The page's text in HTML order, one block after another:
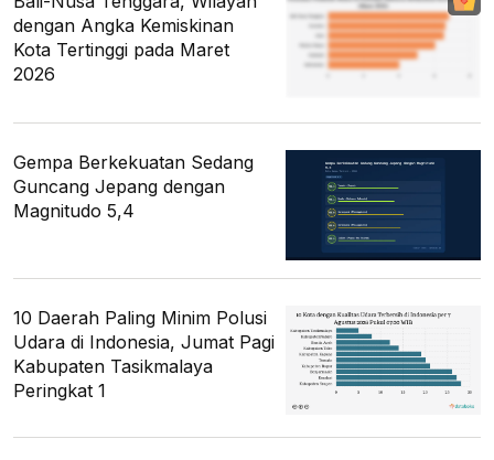
dengan Angka Kemiskinan
Kota Tertinggi pada Maret
2026
Gempa Berkekuatan Sedang
Guncang Jepang dengan
Magnitudo 5,4
10 Daerah Paling Minim Polusi
Udara di Indonesia, Jumat Pagi
Kabupaten Tasikmalaya
Peringkat 1